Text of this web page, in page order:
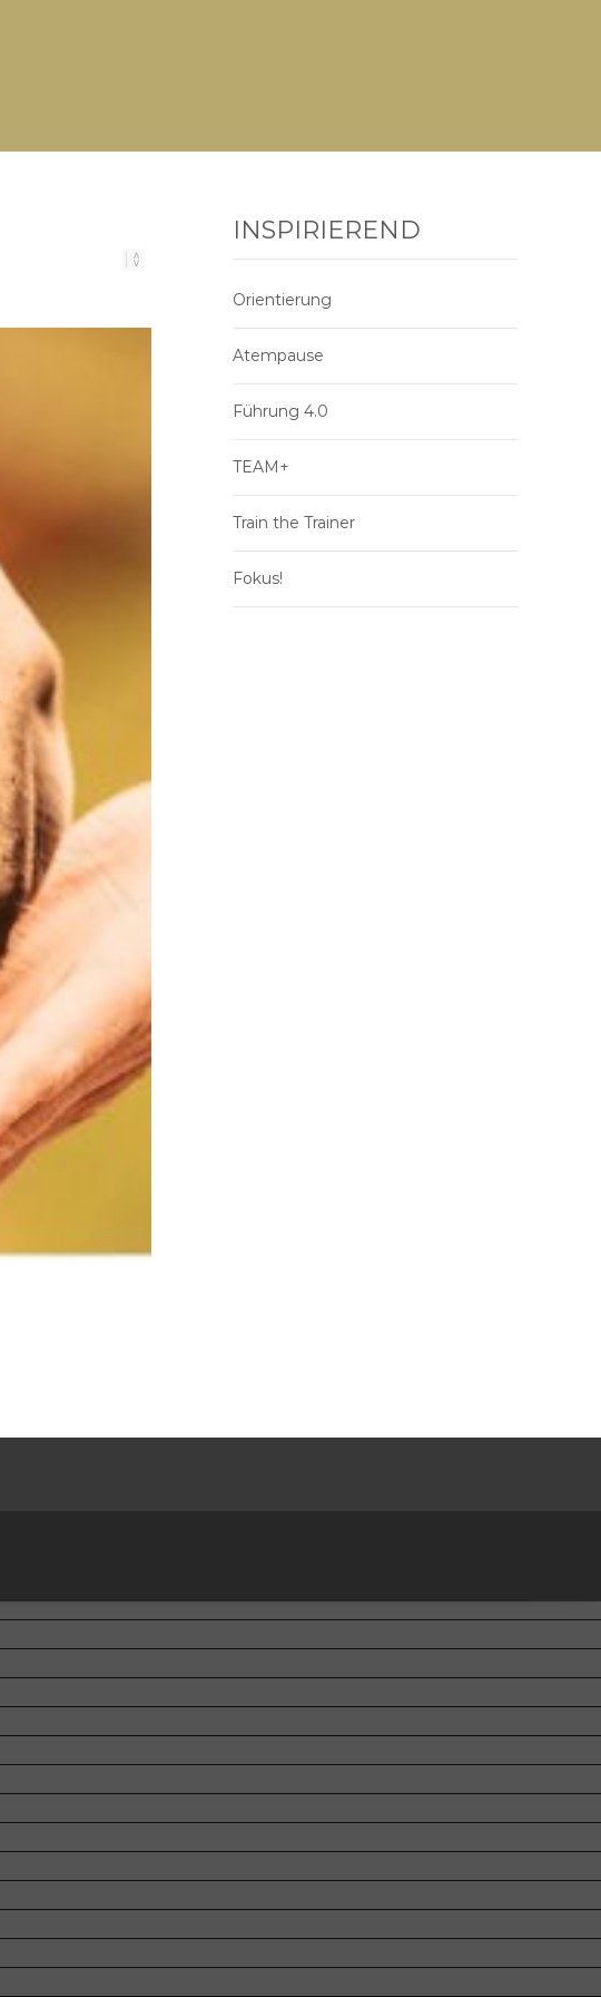
INSPIRIEREND
Orientierung
Atempause
Führung 4.0
TEAM+
Train the Trainer
Fokus!